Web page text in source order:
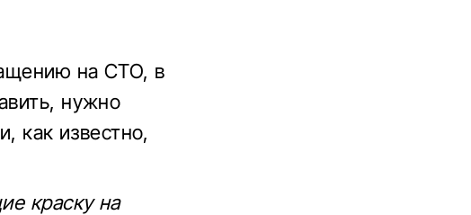
на СТО, в
нужно
как известно,
краску на